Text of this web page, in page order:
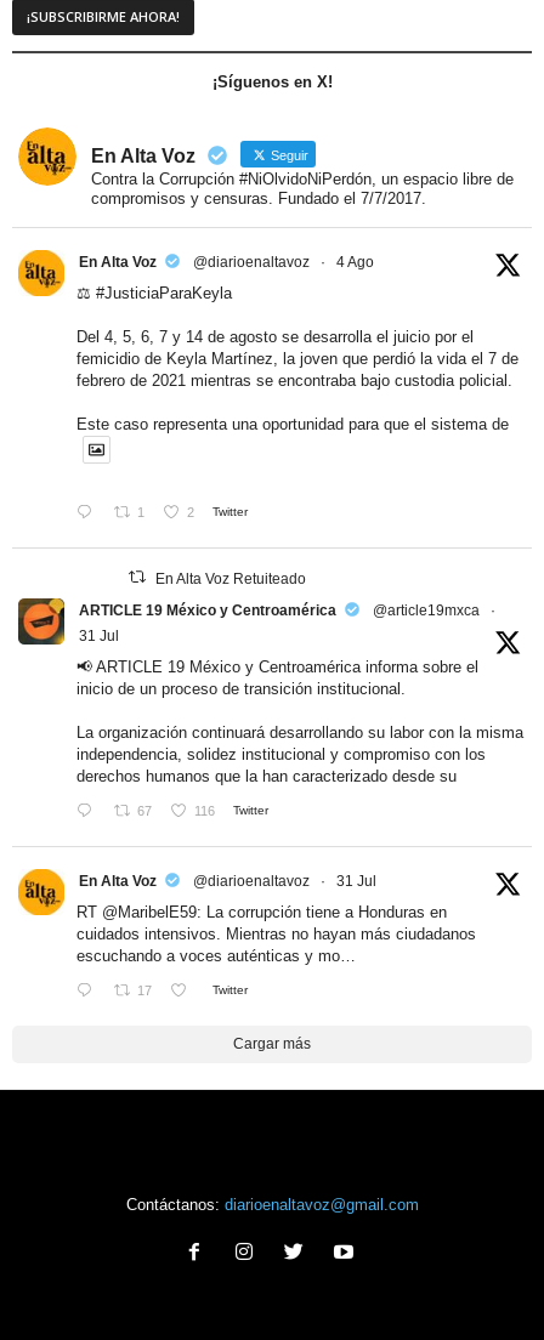
¡Síguenos en X!
En Alta Voz Seguir
Contra la Corrupción #NiOlvidoNiPerdón, un espacio libre de
compromisos y censuras. Fundado el 7/7/2017.
En Alta Voz @diarioenaltavoz · 4 Ago
⚖️ #JusticiaParaKeyla
Del 4, 5, 6, 7 y 14 de agosto se desarrolla el juicio por el
femicidio de Keyla Martínez, la joven que perdió la vida el 7 de
febrero de 2021 mientras se encontraba bajo custodia policial.
Este caso representa una oportunidad para que el sistema de
1 2 Twitter
En Alta Voz Retuiteado
ARTICLE 19 México y Centroamérica
@article19mxca
·
31 Jul
📢 ARTICLE 19 México y Centroamérica informa sobre el
inicio de un proceso de transición institucional.
La organización continuará desarrollando su labor con la misma
independencia, solidez institucional y compromiso con los
derechos humanos que la han caracterizado desde su
67 116 Twitter
En Alta Voz @diarioenaltavoz · 31 Jul
RT @MaribelE59: La corrupción tiene a Honduras en
cuidados intensivos. Mientras no hayan más ciudadanos
escuchando a voces auténticas y mo…
17 Twitter
Cargar más
Contáctanos: diarioenaltavoz@gmail.com